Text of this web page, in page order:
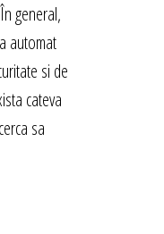
general,
automat
si de
cateva
sa